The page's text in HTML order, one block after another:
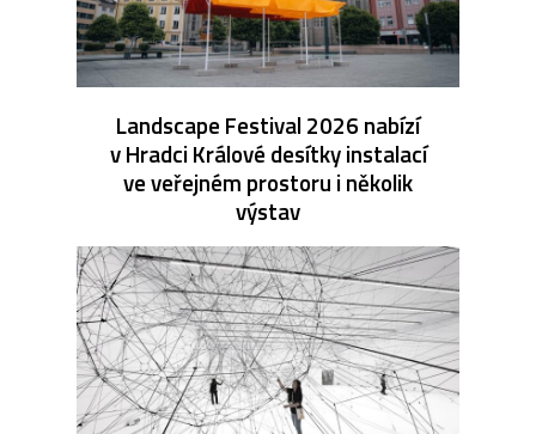
Landscape Festival 2026 nabízí
v Hradci Králové desítky instalací
ve veřejném prostoru i několik
výstav